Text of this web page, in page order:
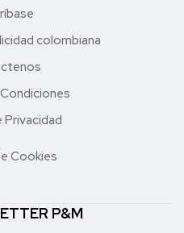
colombiana
Privacidad
Cookies
P&M